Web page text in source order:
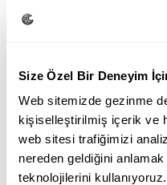
Size Özel Bir Deneyim
Web sitemizde gezinme
kişiselleştirilmiş içerik ve
web sitesi trafiğimizi
nereden geldiğini
teknolojilerini